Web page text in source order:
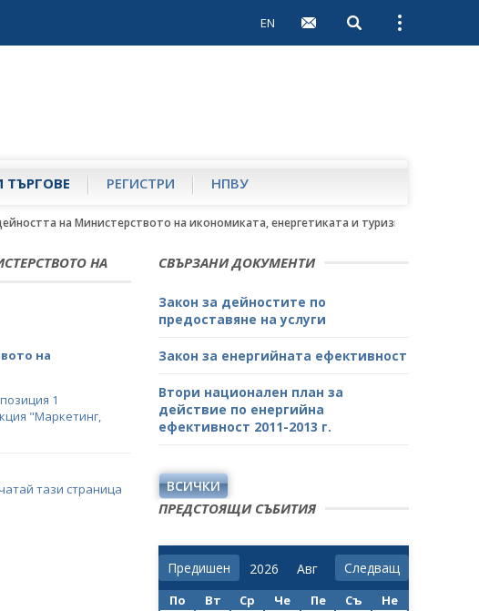
EN Open search
Open
ТЪРГОВЕ РЕГИСТРИ НПВУ
на Министерството на икономиката, енергетиката и туризма
НА
на
1
"Маркетинг,
тази страница
СВЪРЗАНИ ДОКУМЕНТИ
Закон за дейностите по
предоставяне на услуги
Закон за енергийната ефективност
Втори национален план за
действие по енергийна
ефективност 2011-2013 г.
ВСИЧКИ
ПРЕДСТОЯЩИ СЪБИТИЯ
Предишен Следващ
По Вт Ср Че Пе Съ Не